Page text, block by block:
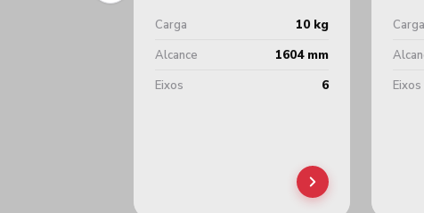
Carga 10 kg
Alcance 1604 mm
Eixos 6
Carga
Eixos